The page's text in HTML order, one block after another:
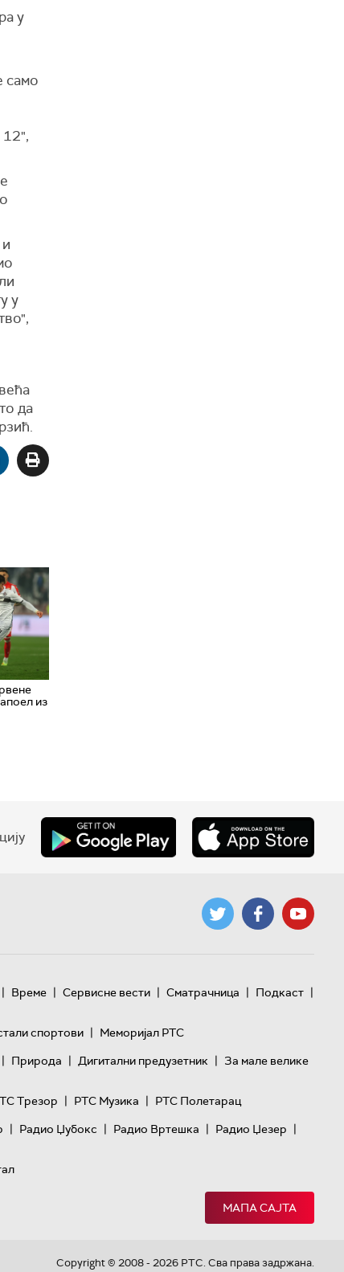
у
само
12",
у
да
из
| Време | Сервисне вести | Сматрачница | Подкаст |
спортови | Меморијал РТС
| Природа | Дигитални предузетник | За мале велике
Трезор | РТС Музика | РТС Полетарац
| Радио Џубокс | Радио Вртешка | Радио Џезер |
МАПА САЈТА
Copyright © 2008 - 2026 РТС. Сва права задржана.